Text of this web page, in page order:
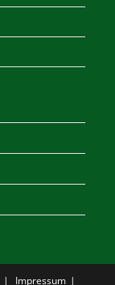
Impressum